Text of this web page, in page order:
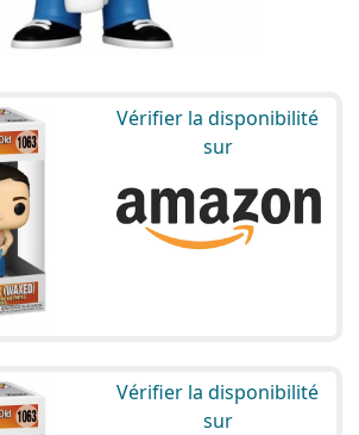
Vérifier la disponibilité
sur
Vérifier la disponibilité
sur